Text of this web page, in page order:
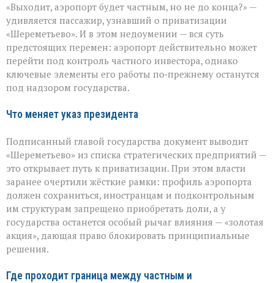
что
уйдёт
частные
руки,
а
что
останется
«Выходит, аэропорт будет частным, но не до конца?» —
удивляется пассажир, узнавший о приватизации
«Шереметьево». И в этом недоумении — вся суть
предстоящих перемен: аэропорт действительно может
перейти под контроль частного инвестора, однако
ключевые элементы его работы по‑прежнему останутся
под надзором государства.
Что меняет указ президента
Подписанный главой государства документ выводит
«Шереметьево» из списка стратегических предприятий —
это открывает путь к приватизации. При этом власти
заранее очертили жёсткие рамки: профиль аэропорта
должен сохраниться, иностранцам и подконтрольным
им структурам запрещено приобретать доли, а у
государства останется особый рычаг влияния — «золотая
акция», дающая право блокировать принципиальные
решения.
Где проходит граница между частным и